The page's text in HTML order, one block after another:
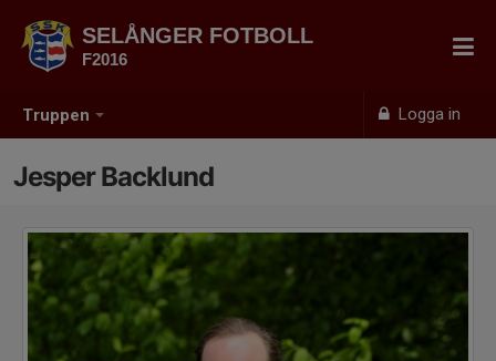
Truppen Logga in
SELÅNGER FOTBOLL
F2016
Jesper Backlund